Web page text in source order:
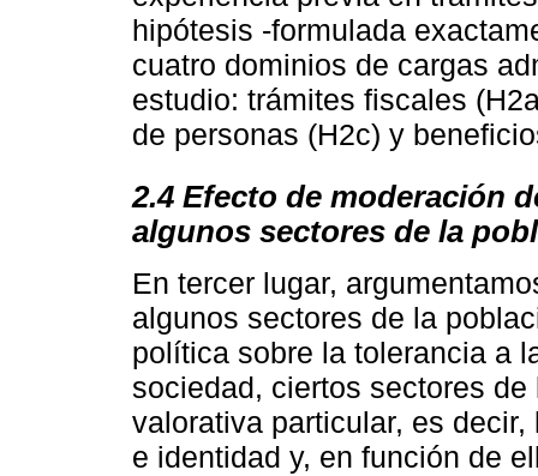
hipótesis -formulada
cuatro dominios de cargas
estudio: trámites fiscales
de personas (H2c) y
2.4 Efecto de moderación
algunos sectores de la
En tercer lugar,
algunos sectores de la
política sobre la tolerancia a
sociedad, ciertos sectores
valorativa particular, es
e identidad y, en función de